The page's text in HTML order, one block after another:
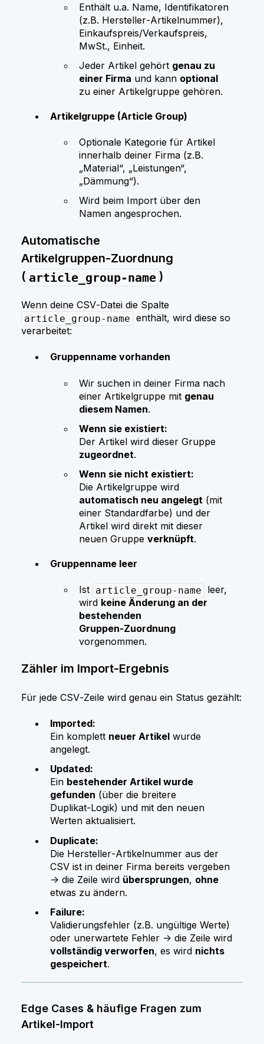
Enthält u.a. Name, Identifikatoren
(z.B. Hersteller‑Artikelnummer),
Einkaufspreis/Verkaufspreis,
MwSt., Einheit.
Jeder Artikel gehört genau zu
einer Firma und kann optional
zu einer Artikelgruppe gehören.
Artikelgruppe (Article Group)
Optionale Kategorie für Artikel
innerhalb deiner Firma (z.B.
„Material“, „Leistungen“,
„Dämmung“).
Wird beim Import über den
Namen angesprochen.
Automatische
Artikelgruppen‑Zuordnung
( article_group-name )
Wenn deine CSV‑Datei die Spalte
article_group-name enthält, wird diese so
verarbeitet:
Gruppenname vorhanden
Wir suchen in deiner Firma nach
einer Artikelgruppe mit genau
diesem Namen.
Wenn sie existiert:
Der Artikel wird dieser Gruppe
zugeordnet.
Wenn sie nicht existiert:
Die Artikelgruppe wird
automatisch neu angelegt (mit
einer Standardfarbe) und der
Artikel wird direkt mit dieser
neuen Gruppe verknüpft.
Gruppenname leer
Ist article_group-name
leer,
wird keine Änderung an der
bestehenden
Gruppen‑Zuordnung
vorgenommen.
Zähler im Import-Ergebnis
Für jede CSV‑Zeile wird genau ein Status gezählt:
Imported:
Ein komplett neuer Artikel wurde
angelegt.
Updated:
Ein bestehender Artikel wurde
gefunden (über die breitere
Duplikat‑Logik) und mit den neuen
Werten aktualisiert.
Duplicate:
Die Hersteller‑Artikelnummer aus der
CSV ist in deiner Firma bereits vergeben
→ die Zeile wird übersprungen, ohne
etwas zu ändern.
Failure:
Validierungsfehler (z.B. ungültige Werte)
oder unerwartete Fehler → die Zeile wird
vollständig verworfen, es wird nichts
gespeichert.
Edge Cases & häufige Fragen zum
Artikel-Import